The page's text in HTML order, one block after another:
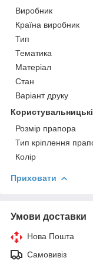
Виробник
Країна виробник
Тип
Тематика
Матеріал
Стан
Варіант друку
Розмір прапора
Тип кріплення
Колір
Приховати
Умови доставки
Нова Пошта
Самовивіз